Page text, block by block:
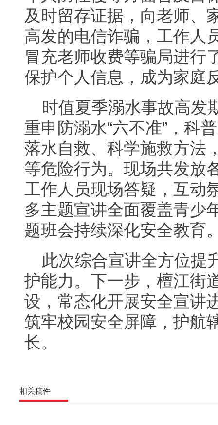
及时留存证据，向老师、
高发的电信诈骗，工作人
冒充老师收费等骗局进行
保护个人信息，成为家庭
时值夏季溺水事故高发
重申防溺水“六不准”，科
落水自救、科学施救方法
等危险行为。现场共发放
工作人员现场答疑，互动
多主题宣讲全面覆盖青少
题班会持续深化安全教育
此次综合宣讲全方位提
护能力。下一步，檀江街
设，常态化开展安全宣讲
筑牢校园安全屏障，护航
长。
相关稿件